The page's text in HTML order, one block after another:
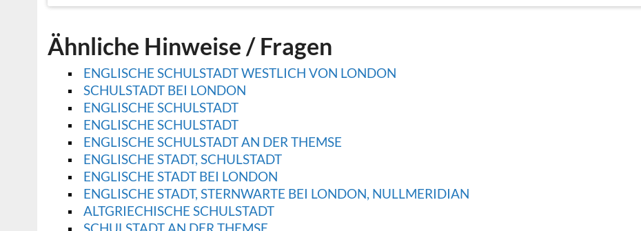
Ähnliche Hinweise / Fragen
ENGLISCHE SCHULSTADT WESTLICH VON LONDON
SCHULSTADT BEI LONDON
ENGLISCHE SCHULSTADT
ENGLISCHE SCHULSTADT
ENGLISCHE SCHULSTADT AN DER THEMSE
ENGLISCHE STADT, SCHULSTADT
ENGLISCHE STADT BEI LONDON
ENGLISCHE STADT, STERNWARTE BEI LONDON, NULLMERIDIAN
ALTGRIECHISCHE SCHULSTADT